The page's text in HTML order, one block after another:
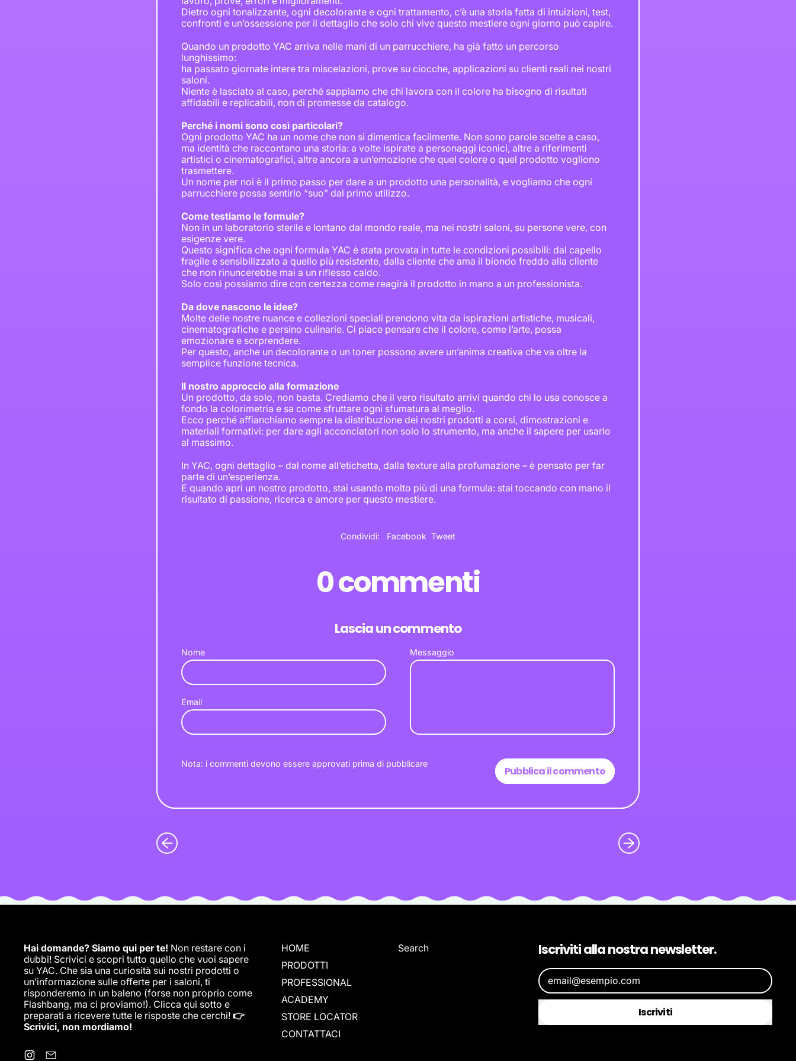
Dietro ogni tonalizzante, ogni decolorante e ogni trattamento, c’è una storia fatta di intuizioni, test,
confronti e un’ossessione per il dettaglio che solo chi vive questo mestiere ogni giorno può capire.
Quando un prodotto YAC arriva nelle mani di un parrucchiere, ha già fatto un percorso
lunghissimo:
ha passato giornate intere tra miscelazioni, prove su ciocche, applicazioni su clienti reali nei nostri
saloni.
Niente è lasciato al caso, perché sappiamo che chi lavora con il colore ha bisogno di risultati
affidabili e replicabili, non di promesse da catalogo.
Perché i nomi sono così particolari?
Ogni prodotto YAC ha un nome che non si dimentica facilmente. Non sono parole scelte a caso,
ma identità che raccontano una storia: a volte ispirate a personaggi iconici, altre a riferimenti
artistici o cinematografici, altre ancora a un’emozione che quel colore o quel prodotto vogliono
trasmettere.
Un nome per noi è il primo passo per dare a un prodotto una personalità, e vogliamo che ogni
parrucchiere possa sentirlo “suo” dal primo utilizzo.
Come testiamo le formule?
Non in un laboratorio sterile e lontano dal mondo reale, ma nei nostri saloni, su persone vere, con
esigenze vere.
Questo significa che ogni formula YAC è stata provata in tutte le condizioni possibili: dal capello
fragile e sensibilizzato a quello più resistente, dalla cliente che ama il biondo freddo alla cliente
che non rinuncerebbe mai a un riflesso caldo.
Solo così possiamo dire con certezza come reagirà il prodotto in mano a un professionista.
Da dove nascono le idee?
Molte delle nostre nuance e collezioni speciali prendono vita da ispirazioni artistiche, musicali,
cinematografiche e persino culinarie. Ci piace pensare che il colore, come l’arte, possa
emozionare e sorprendere.
Per questo, anche un decolorante o un toner possono avere un’anima creativa che va oltre la
semplice funzione tecnica.
Il nostro approccio alla formazione
Un prodotto, da solo, non basta. Crediamo che il vero risultato arrivi quando chi lo usa conosce a
fondo la colorimetria e sa come sfruttare ogni sfumatura al meglio.
Ecco perché affianchiamo sempre la distribuzione dei nostri prodotti a corsi, dimostrazioni e
materiali formativi: per dare agli acconciatori non solo lo strumento, ma anche il sapere per usarlo
al massimo.
In YAC, ogni dettaglio – dal nome all’etichetta, dalla texture alla profumazione – è pensato per far
parte di un’esperienza.
E quando apri un nostro prodotto, stai usando molto più di una formula: stai toccando con mano il
risultato di passione, ricerca e amore per questo mestiere.
Condividi: Facebook Condividi
Tweet
Twitter)
0 commenti
Lascia un commento
Nome
Email
Messaggio
Nota: i commenti devono essere approvati prima di pubblicare
Hai domande? Siamo qui per te! Non restare con i
dubbi! Scrivici e scopri tutto quello che vuoi sapere
su YAC. Che sia una curiosità sui nostri prodotti o
un’informazione sulle offerte per i saloni, ti
risponderemo in un baleno (forse non proprio come
Flashbang, ma ci proviamo!). Clicca qui sotto e
preparati a ricevere tutte le risposte che cerchi! 👉
Scrivici, non mordiamo!
Instagram
HOME
PRODOTTI
PROFESSIONAL
ACADEMY
STORE LOCATOR
CONTATTACI
Search Iscriviti alla nostra newsletter.
Indirizzo email
Iscriviti